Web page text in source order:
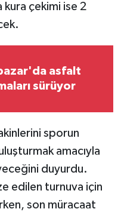
kura çekimi ise 2
asfalt
sürüyor
sporun
amacıyla
duyurdu.
edilen turnuva için
son müracaat